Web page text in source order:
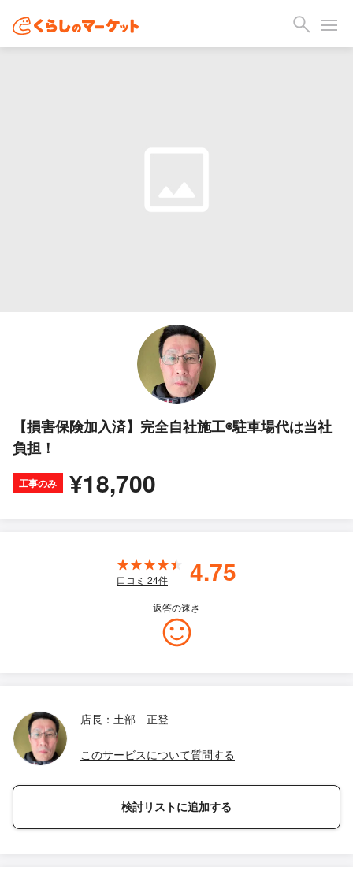
【損害保険加入済】完全自社施工◉駐車場代は当社
負担！
工事のみ ¥18,700
口コミ 24件 4.75
返答の速さ
店長：土部 正登
このサービスについて質問する
検討リストに追加する